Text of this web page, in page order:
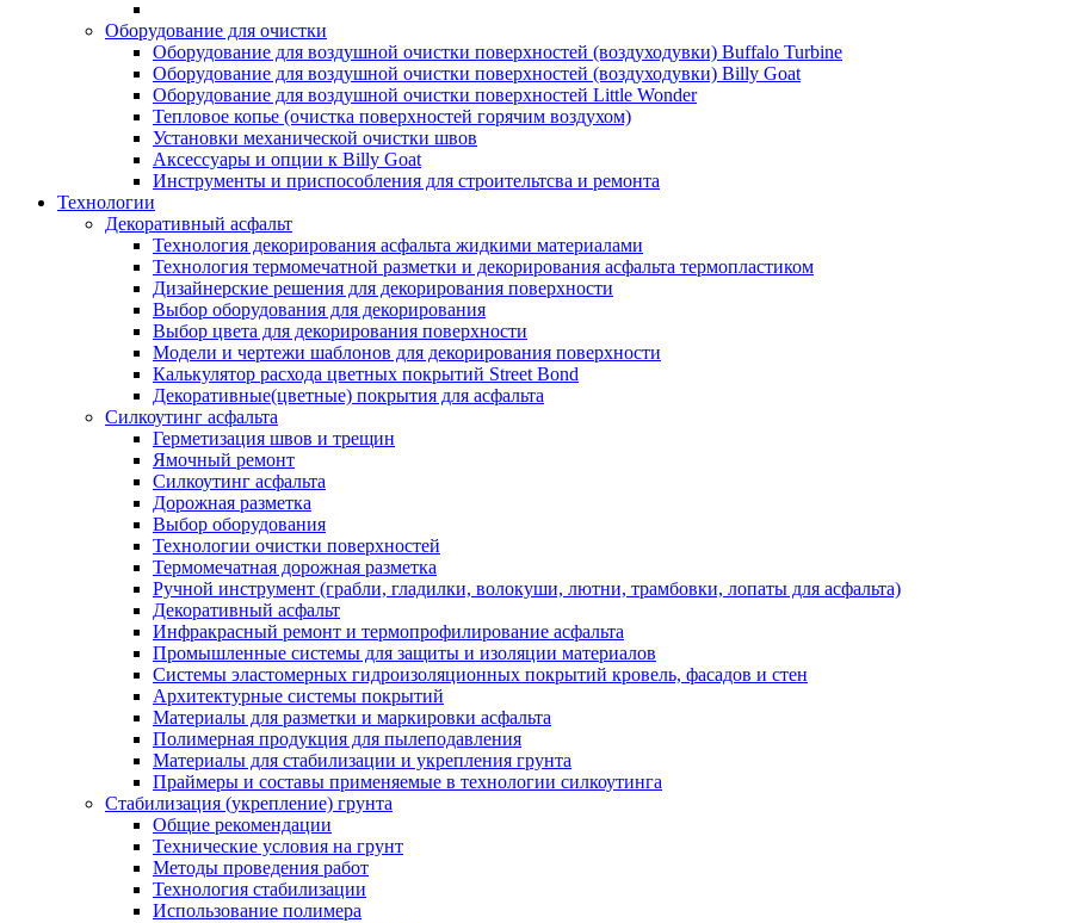
Оборудование для очистки
Оборудование для воздушной очистки поверхностей (воздуходувки) Buffalo Turbine
Оборудование для воздушной очистки поверхностей (воздуходувки) Billy Goat
Оборудование для воздушной очистки поверхностей Little Wonder
Тепловое копье (очистка поверхностей горячим воздухом)
Установки механической очистки швов
Аксессуары и опции к Billy Goat
Инструменты и приспособления для строительтсва и ремонта
Технологии
Декоративный асфальт
Технология декорирования асфальта жидкими материалами
Технология термомечатной разметки и декорирования асфальта термопластиком
Дизайнерские решения для декорирования поверхности
Выбор оборудования для декорирования
Выбор цвета для декорирования поверхности
Модели и чертежи шаблонов для декорирования поверхности
Калькулятор расхода цветных покрытий Street Bond
Декоративные(цветные) покрытия для асфальта
Силкоутинг асфальта
Герметизация швов и трещин
Ямочный ремонт
Силкоутинг асфальта
Дорожная разметка
Выбор оборудования
Технологии очистки поверхностей
Термомечатная дорожная разметка
Ручной инструмент (грабли, гладилки, волокуши, лютни, трамбовки, лопаты для асфальта)
Декоративный асфальт
Инфракрасный ремонт и термопрофилирование асфальта
Промышленные системы для защиты и изоляции материалов
Системы эластомерных гидроизоляционных покрытий кровель, фасадов и стен
Архитектурные системы покрытий
Материалы для разметки и маркировки асфальта
Полимерная продукция для пылеподавления
Материалы для стабилизации и укрепления грунта
Праймеры и составы применяемые в технологии силкоутинга
Стабилизация (укрепление) грунта
Общие рекомендации
Технические условия на грунт
Методы проведения работ
Технология стабилизации
Использование полимера